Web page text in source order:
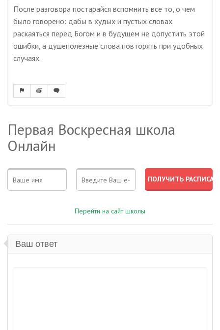
После разговора постарайся вспомнить все то, о чем
было говорено: дабы в худых и пустых словах
раскаяться перед Богом и в будущем не допустить этой
ошибки, а душеполезные слова повторять при удобных
случаях.
Первая Воскресная школа
Онлайн
Перейти на сайт школы
Ваш ответ